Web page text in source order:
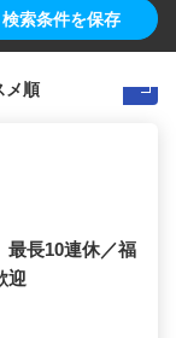
検索条件を保存
最長10連休／福
迎